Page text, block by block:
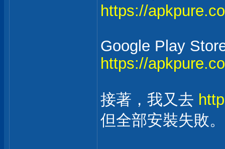
https://
Google Play
https://
接著，我又去
但全部安裝失敗